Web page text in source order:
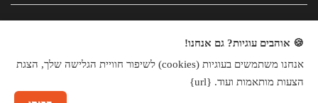
כל הזכויות שמורות © 2025
🍪 אוהבים עוגיות? גם אנחנו!
אנחנו משתמשים בעוגיות (cookies) לשיפור חוויית הגלישה שלך, הצגת
הצעות מותאמות ועוד. {url}